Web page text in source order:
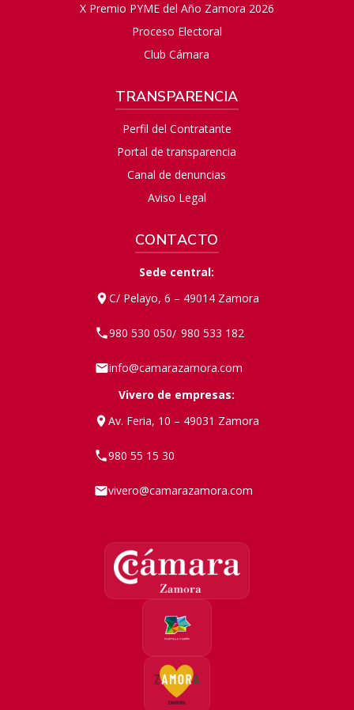
X Premio PYME del Año Zamora 2026
Proceso Electoral
Club Cámara
TRANSPARENCIA
Perfil del Contratante
Portal de transparencia
Canal de denuncias
Aviso Legal
CONTACTO
Sede central:
C/ Pelayo, 6 – 49014 Zamora
980 530 050/ 980 533 182
info@camarazamora.com
Vivero de empresas:
Av. Feria, 10 – 49031 Zamora
980 55 15 30
vivero@camarazamora.com